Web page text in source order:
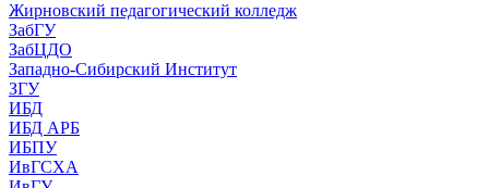
Жирновский педагогический колледж
ЗабГУ
ЗабЦДО
Западно-Сибирский Институт
ЗГУ
ИБД
ИБД АРБ
ИБПУ
ИвГСХА